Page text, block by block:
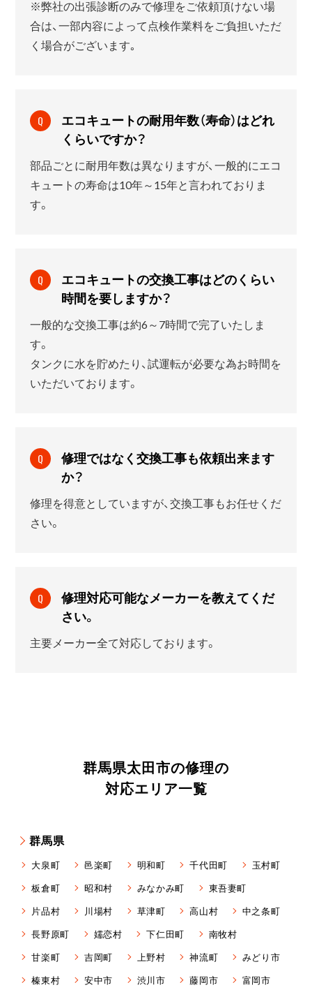
※弊社の出張診断のみで修理をご依頼頂けない場
合は、一部内容によって点検作業料をご負担いただ
く場合がございます｡
Q
エコキュートの耐用年数（寿命）はどれ
くらいですか？
部品ごとに耐用年数は異なりますが、一般的にエコ
キュートの寿命は10年～15年と言われておりま
す。
Q
エコキュートの交換工事はどのくらい
時間を要しますか？
一般的な交換工事は約6～7時間で完了いたしま
す。
タンクに水を貯めたり、試運転が必要な為お時間を
いただいております。
Q
修理ではなく交換工事も依頼出来ます
か？
修理を得意としていますが、交換工事もお任せくだ
さい。
Q
修理対応可能なメーカーを教えてくだ
さい。
主要メーカー全て対応しております。
群馬県太田市の修理の
対応エリア一覧
群馬県
大泉町 邑楽町 明和町 千代田町
玉村町
板倉町
昭和村 みなかみ町
東吾妻町
片品村
川場村 草津町 高山村
中之条町
長野原町
嬬恋村 下仁田町
南牧村
甘楽町
吉岡町 上野村 神流町
みどり市
榛東村
安中市 渋川市 藤岡市
富岡市